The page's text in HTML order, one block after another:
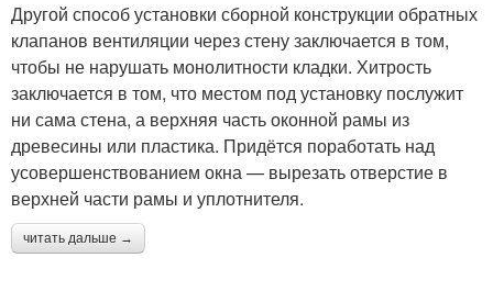
Другой способ установки сборной конструкции обратных
клапанов вентиляции через стену заключается в том,
чтобы не нарушать монолитности кладки. Хитрость
заключается в том, что местом под установку послужит
ни сама стена, а верхняя часть оконной рамы из
древесины или пластика. Придётся поработать над
усовершенствованием окна — вырезать отверстие в
верхней части рамы и уплотнителя.
читать дальше →